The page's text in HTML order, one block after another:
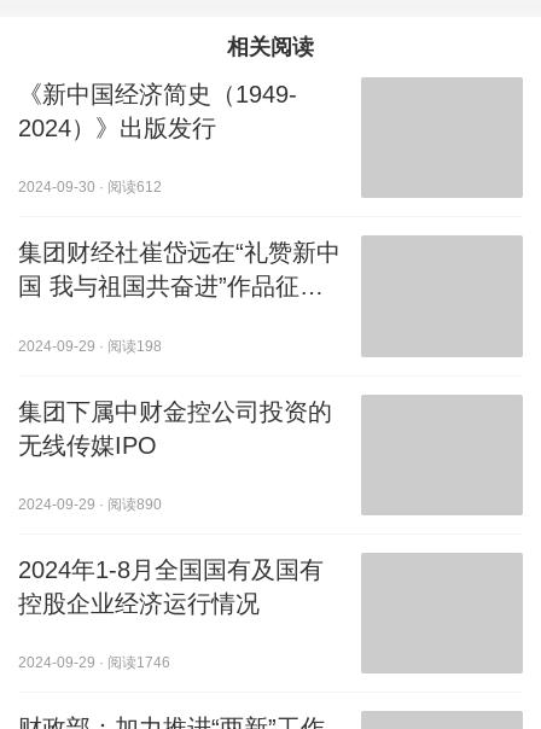
相关阅读
《新中国经济简史（1949-
2024）》出版发行
2024-09-30 · 阅读612
集团财经社崔岱远在“礼赞新中
国 我与祖国共奋进”作品征集
2024-09-29 · 阅读198
集团下属中财金控公司投资的
无线传媒IPO
2024-09-29 · 阅读890
2024年1-8月全国国有及国有
控股企业经济运行情况
2024-09-29 · 阅读1746